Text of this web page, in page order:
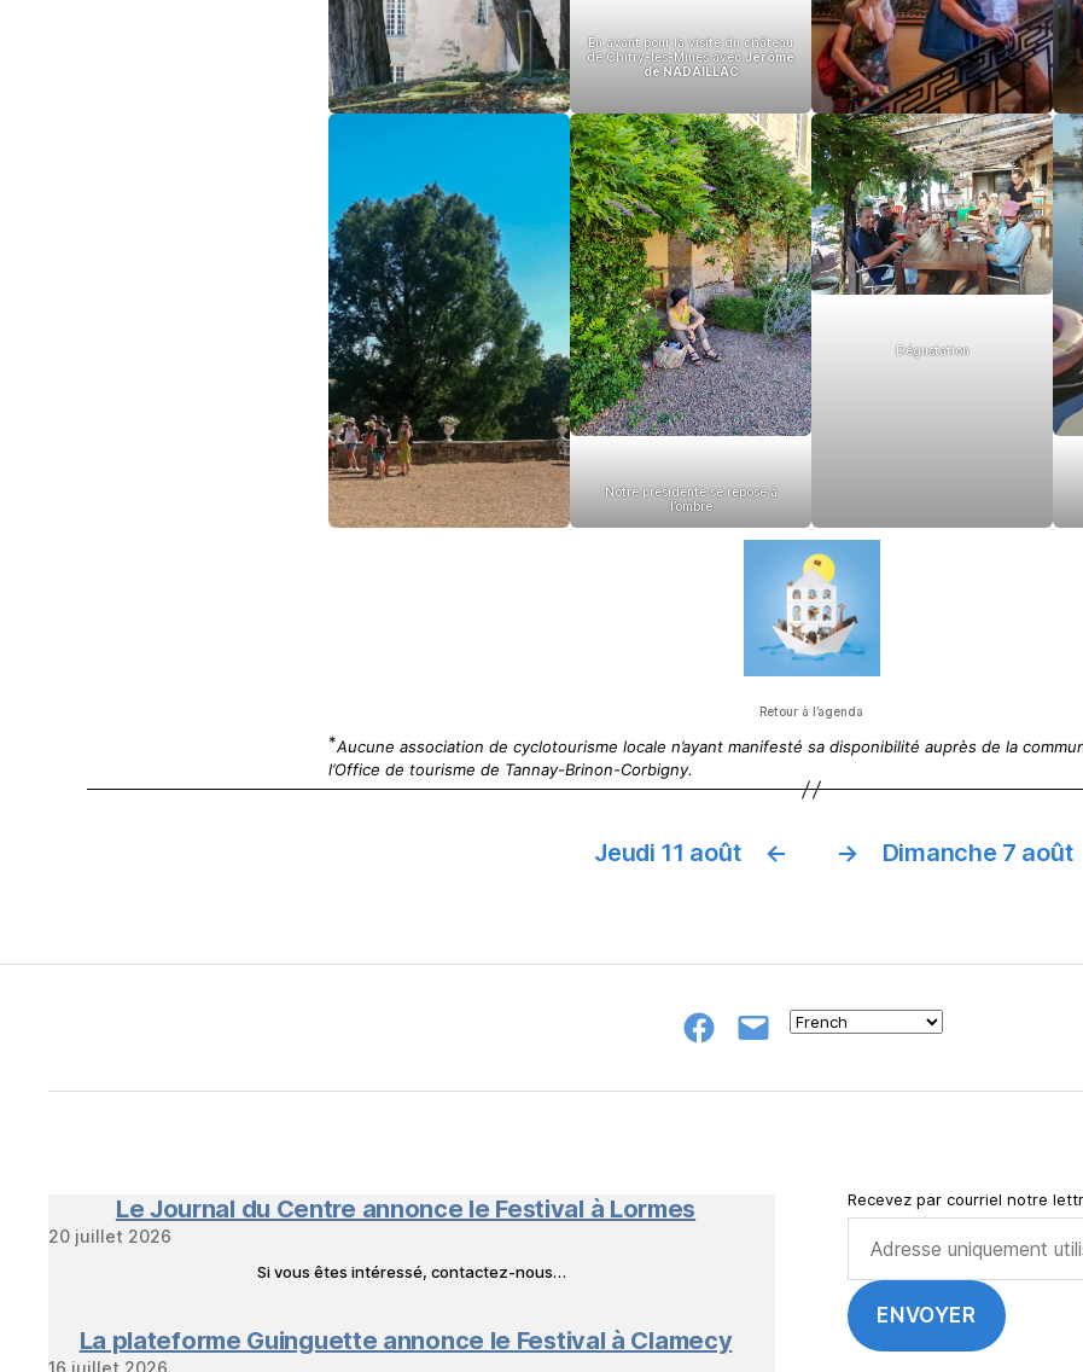
En avant pour la visite du château
de Chitry-les-Mines avec Jérôme
de NADAILLAC
Notre présidente se repose à
l’ombre
Dégustation
Retour à l’agenda
*Aucune association de cyclotourisme locale n’ayant manifesté sa disponibilité auprès de la
l’Office de tourisme de Tannay-Brinon-Corbigny.
←
Jeudi 11 août → Dimanche 7 août
GroupeE-
Le Journal du Centre annonce le Festival à Lormes
20 juillet 2026
Si vous êtes intéressé, contactez-nous…
La plateforme Guinguette annonce le Festival à Clamecy
Recevez par courriel notre